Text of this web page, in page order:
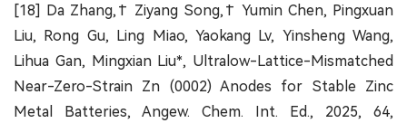
[18] Da Zhang,† Ziyang Song,† Yumin Chen, Pingxuan
Liu, Rong Gu, Ling Miao, Yaokang Lv, Yinsheng Wang,
Lihua Gan, Mingxian Liu*, Ultralow-Lattice-Mismatched
Near-Zero-Strain Zn (0002) Anodes for Stable Zinc
Metal Batteries, Angew. Chem. Int. Ed., 2025, 64,